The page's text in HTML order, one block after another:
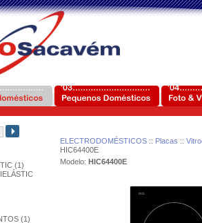
(1)
(1)
ELECTRODOMÉSTICOS:: Placas ::
HIC64400E
Modelo: HIC64400E